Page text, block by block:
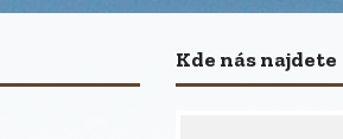
Kde nás najdete